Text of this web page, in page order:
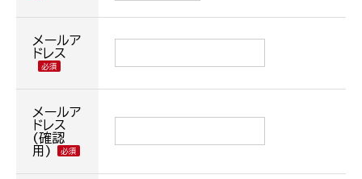
メールア
ドレス
メールア
ドレス
(確認
用)